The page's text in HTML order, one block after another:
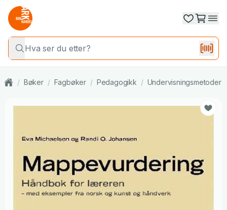
/ Bøker / Fagbøker / Pedagogikk / Undervisningsmetoder